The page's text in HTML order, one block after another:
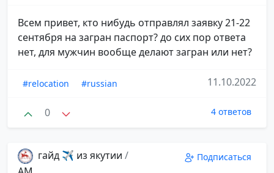
Всем привет, кто нибудь отправлял заявку 21-22
сентября на загран паспорт? до сих пор ответа
нет, для мужчин вообще делают загран или нет?
#relocation #russian 11.10.2022
0 4 ответов
гайд ✈️ из якутии /
Подписаться